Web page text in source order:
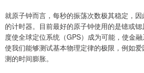
就原子钟而言，每秒的振荡次数极其稳定，
的计时器。目前最好的原子钟使用的是镱或
度使全球定位系统（GPS）成为可能，使金
使我们能够测试基本物理定律的极限，例如
测的时间膨胀。